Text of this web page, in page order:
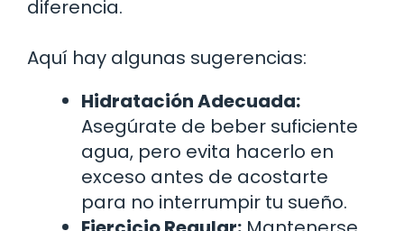
diferencia.
Aquí hay algunas sugerencias:
Hidratación Adecuada:
Asegúrate de beber suficiente
agua, pero evita hacerlo en
exceso antes de acostarte
para no interrumpir tu sueño.